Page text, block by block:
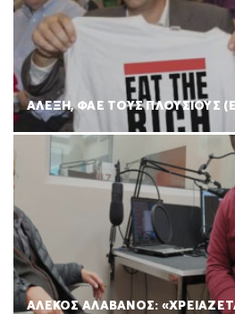
ΑΛΕΞΗ, ΦΑΕ ΤΟΥΣ ΠΛΟΥΣΙΟΥΣ
ΑΛΕΚΟΣ ΑΛΑΒΑΝΟΣ: